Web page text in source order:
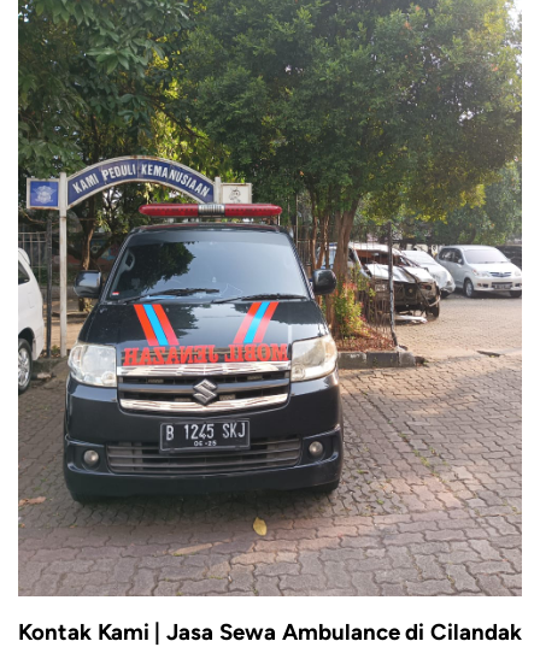
Kontak Kami | Jasa Sewa Ambulance di Cilandak